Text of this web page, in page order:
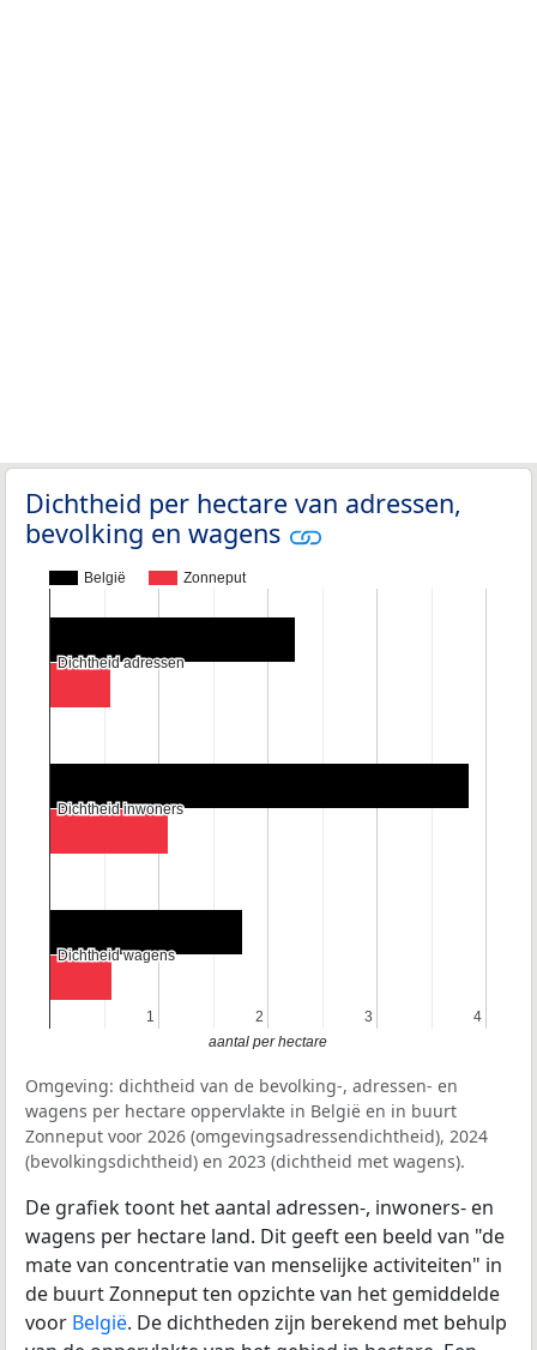
Dichtheid per hectare van adressen,
bevolking en wagens
België Zonneput
11 2
2 3
3 4
4
Dichtheid adressen
Dichtheid adressen
Dichtheid inwoners
Dichtheid inwoners
Dichtheid wagens
Dichtheid wagens
aantal per hectare
Omgeving: dichtheid van de bevolking-, adressen- en
wagens per hectare oppervlakte in België en in buurt
Zonneput voor 2026 (omgevingsadressendichtheid), 2024
(bevolkingsdichtheid) en 2023 (dichtheid met wagens).
De grafiek toont het aantal adressen-, inwoners- en
wagens per hectare land. Dit geeft een beeld van "de
mate van concentratie van menselijke activiteiten" in
de buurt Zonneput ten opzichte van het gemiddelde
voor België. De dichtheden zijn berekend met behulp